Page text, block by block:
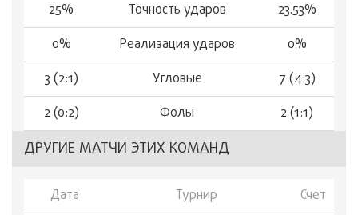
25%
Точность ударов
23.53%
0%
Реализация ударов
0%
3 (2:1)
Угловые
7 (4:3)
2 (0:2)
Фолы 2 (1:1)
ДРУГИЕ МАТЧИ ЭТИХ КОМАНД
Дата Турнир Счет